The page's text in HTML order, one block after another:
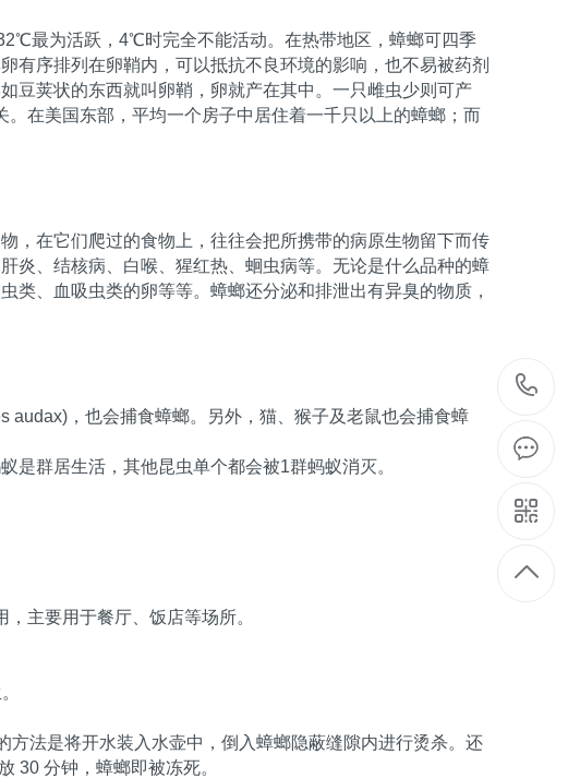
最为活跃，4℃时完全不能活动。在热带地区，蟑螂可四季
有序排列在卵鞘内，可以抵抗不良环境的影响，也不易被药剂
豆荚状的东西就叫卵鞘，卵就产在其中。一只雌虫少则可产
在美国东部，平均一个房子中居住着一千只以上的蟑螂；而
，在它们爬过的食物上，往往会把所携带的病原生物留下而传
炎、结核病、白喉、猩红热、蛔虫病等。无论是什么品种的蟑
、血吸虫类的卵等等。蟑螂还分泌和排泄出有异臭的物质，
audax)，也会捕食蟑螂。另外，猫、猴子及老鼠也会捕食蟑
是群居生活，其他昆虫单个都会被1群蚂蚁消灭。
主要用于餐厅、饭店等场所。
法是将开水装入水壶中，倒入蟑螂隐蔽缝隙内进行烫杀。还
30 分钟，蟑螂即被冻死。